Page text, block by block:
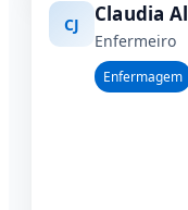
CJ Claudia
Enfermeiro
Enfermagem